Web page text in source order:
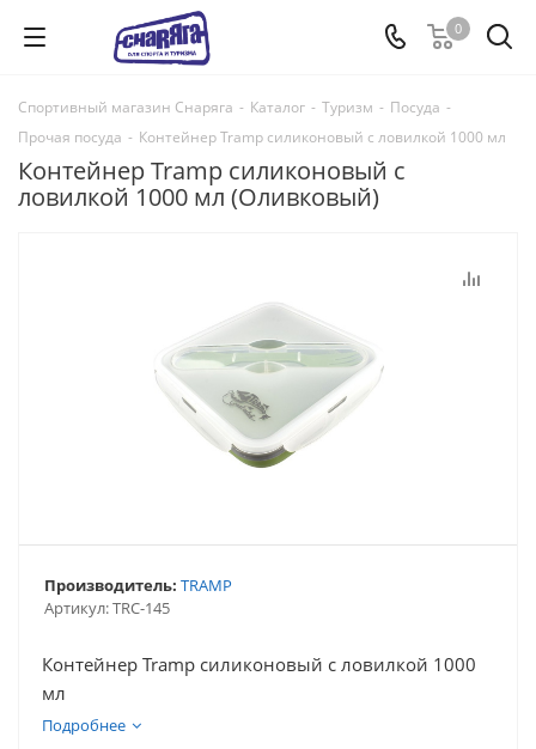
0
Спортивный магазин Снаряга - Каталог - Туризм - Посуда -
Прочая посуда - Контейнер Tramp силиконовый с ловилкой 1000 мл
Контейнер Tramp силиконовый с
ловилкой 1000 мл (Оливковый)
Артикул:TRC-145
Производитель: TRAMP
Контейнер Tramp силиконовый с ловилкой 1000
мл
Подробнее